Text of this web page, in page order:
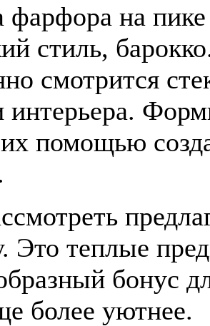
фарфора на
стиль,
смотрится
интерьера.
помощью
Это теплые
бонус
более уютнее.